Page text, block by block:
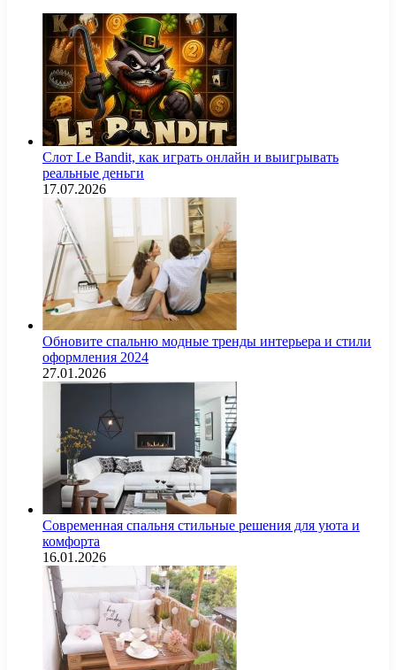
Слот Le Bandit, как играть онлайн и выигрывать
реальные деньги
17.07.2026
Обновите спальню модные тренды интерьера и стили
оформления 2024
27.01.2026
Современная спальня стильные решения для уюта и
комфорта
16.01.2026